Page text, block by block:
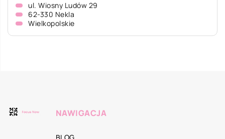
ul. Wiosny Ludów 29
62-330 Nekla
Wielkopolskie
NAWIGACJA